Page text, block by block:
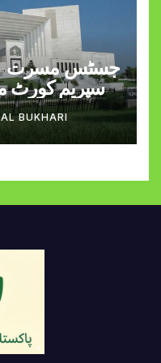
جسٹس مسرت
سپریم کورٹ
BUKHARI